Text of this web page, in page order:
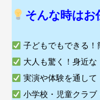
そんな時はお
子どもでもできる！
大人も驚く！身近な
実演や体験を通して
小学校・児童クラ